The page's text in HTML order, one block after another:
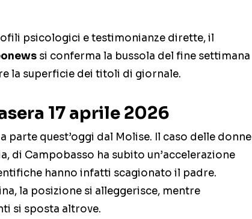
psicologici e testimonianze dirette, il
si conferma la bussola del fine settimana
la superficie dei titoli di giornale.
17 aprile 2026
parte quest’oggi dal Molise. Il caso delle donne
di Campobasso ha subito un’accelerazione
hanno infatti scagionato il padre.
la posizione si alleggerisce, mentre
si sposta altrove.